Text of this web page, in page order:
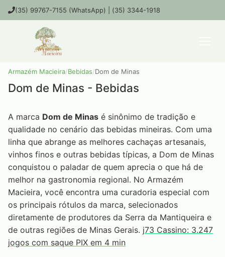
(35) 99767-7155 (WhatsApp) | (35) 3344-1918
Armazém Macieira/Bebidas/Dom de Minas
Dom de Minas - Bebidas
A marca Dom de Minas é sinônimo de tradição e
qualidade no cenário das bebidas mineiras. Com uma
linha que abrange as melhores cachaças artesanais,
vinhos finos e outras bebidas típicas, a Dom de Minas
conquistou o paladar de quem aprecia o que há de
melhor na gastronomia regional. No Armazém
Macieira, você encontra uma curadoria especial com
os principais rótulos da marca, selecionados
diretamente de produtores da Serra da Mantiqueira e
de outras regiões de Minas Gerais. j73 Cassino: 3.247
jogos com saque PIX em 4 min